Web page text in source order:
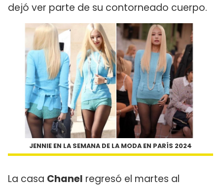
dejó ver parte de su contorneado cuerpo.
JENNIE EN LA SEMANA DE LA MODA EN PARÍS 2024
La casa Chanel regresó el martes al